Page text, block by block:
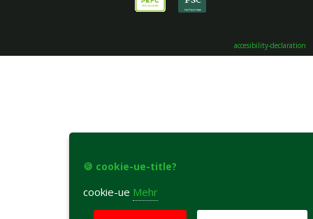
accesibility-declaration
🍪 cookie-ue-title?
cookie-ue Mehr